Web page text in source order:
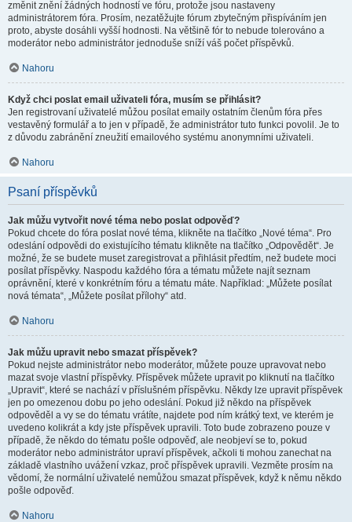
změnit znění žádných hodností ve fóru, protože jsou nastaveny
administrátorem fóra. Prosím, nezatěžujte fórum zbytečným přispíváním jen
proto, abyste dosáhli vyšší hodnosti. Na většině fór to nebude tolerováno a
moderátor nebo administrátor jednoduše sníží váš počet příspěvků.
Nahoru
Když chci poslat email uživateli fóra, musím se přihlásit?
Jen registrovaní uživatelé můžou posílat emaily ostatním členům fóra přes
vestavěný formulář a to jen v případě, že administrátor tuto funkci povolil. Je to
z důvodu zabránění zneužití emailového systému anonymními uživateli.
Nahoru
Psaní příspěvků
Jak můžu vytvořit nové téma nebo poslat odpověď?
Pokud chcete do fóra poslat nové téma, klikněte na tlačítko „Nové téma“. Pro
odeslání odpovědi do existujícího tématu klikněte na tlačítko „Odpovědět“. Je
možné, že se budete muset zaregistrovat a přihlásit předtím, než budete moci
posílat příspěvky. Naspodu každého fóra a tématu můžete najít seznam
oprávnění, které v konkrétním fóru a tématu máte. Například: „Můžete posílat
nová témata“, „Můžete posílat přílohy“ atd.
Nahoru
Jak můžu upravit nebo smazat příspěvek?
Pokud nejste administrátor nebo moderátor, můžete pouze upravovat nebo
mazat svoje vlastní příspěvky. Příspěvek můžete upravit po kliknutí na tlačítko
„Upravit“, které se nachází v příslušném příspěvku. Někdy lze upravit příspěvek
jen po omezenou dobu po jeho odeslání. Pokud již někdo na příspěvek
odpověděl a vy se do tématu vrátíte, najdete pod ním krátký text, ve kterém je
uvedeno kolikrát a kdy jste příspěvek upravili. Toto bude zobrazeno pouze v
případě, že někdo do tématu pošle odpověď, ale neobjeví se to, pokud
moderátor nebo administrátor upraví příspěvek, ačkoli ti mohou zanechat na
základě vlastního uvážení vzkaz, proč příspěvek upravili. Vezměte prosím na
vědomí, že normální uživatelé nemůžou smazat příspěvek, když k němu někdo
pošle odpověď.
Nahoru